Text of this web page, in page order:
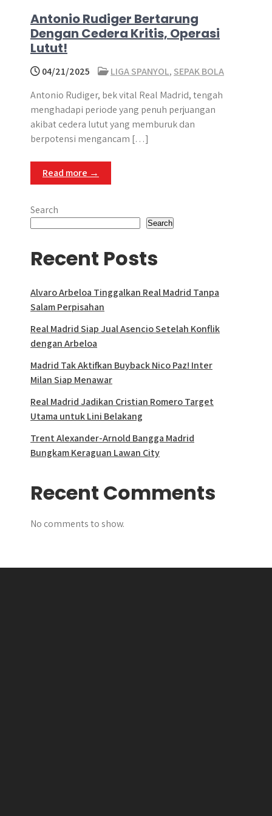
Antonio Rudiger Bertarung
Dengan Cedera Kritis, Operasi
Lutut!
04/21/2025 LIGA SPANYOL, SEPAK BOLA
Antonio Rudiger, bek vital Real Madrid, tengah
menghadapi periode yang penuh perjuangan
akibat cedera lutut yang memburuk dan
berpotensi mengancam […]
Read more →
Search
Search
Recent Posts
Alvaro Arbeloa Tinggalkan Real Madrid Tanpa
Salam Perpisahan
Real Madrid Siap Jual Asencio Setelah Konflik
dengan Arbeloa
Madrid Tak Aktifkan Buyback Nico Paz! Inter
Milan Siap Menawar
Real Madrid Jadikan Cristian Romero Target
Utama untuk Lini Belakang
Trent Alexander-Arnold Bangga Madrid
Bungkam Keraguan Lawan City
Recent Comments
No comments to show.